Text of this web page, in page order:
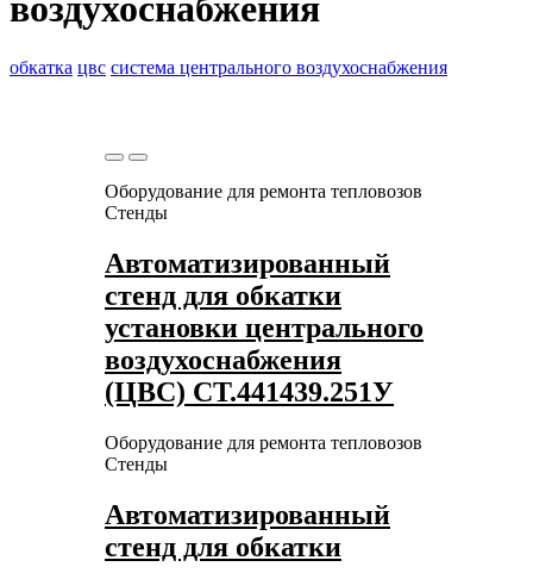
воздухоснабжения
обкатка цвс система центрального воздухоснабжения
Оборудование для ремонта тепловозов
Стенды
Автоматизированный
стенд для обкатки
установки центрального
воздухоснабжения
(ЦВС) СТ.441439.251У
Оборудование для ремонта тепловозов
Стенды
Автоматизированный
стенд для обкатки